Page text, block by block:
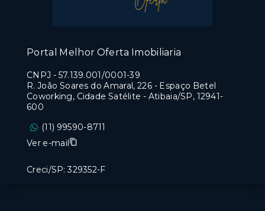
Portal Melhor Oferta Imobiliaria
CNPJ - 57.139.001/0001-39
R. João Soares do Amaral, 226 - Espaço Betel
Coworking, Cidade Satélite - Atibaia/SP, 12941-
600
(11) 99590-8711
Ver e-mail
Creci/SP: 329352-F